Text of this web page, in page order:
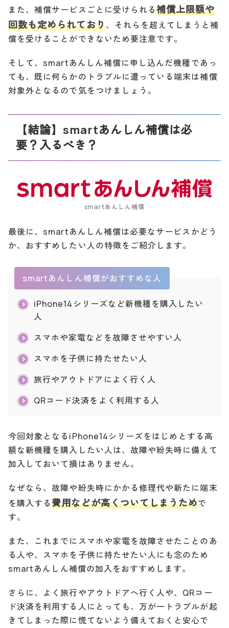
また、補償サービスごとに受けられる補償上限額や
回数も定められており、それらを超えてしまうと補
償を受けることができないため要注意です。
そして、smartあんしん補償に申し込んだ機種であっ
ても、既に何らかのトラブルに遭っている端末は補償
対象外となるので気をつけましょう。
【結論】smartあんしん補償は必
要？入るべき？
smartあんしん補償
最後に、smartあんしん補償は必要なサービスかどう
か、おすすめしたい人の特徴をご紹介します。
smartあんしん補償がおすすめな人
iPhone14シリーズなど新機種を購入したい
人
スマホや家電などを故障させやすい人
スマホを子供に持たせたい人
旅行やアウトドアによく行く人
QRコード決済をよく利用する人
今回対象となるiPhone14シリーズをはじめとする高
額な新機種を購入したい人は、故障や紛失時に備えて
加入しておいて損はありません。
なぜなら、故障や紛失時にかかる修理代や新たに端末
を購入する費用などが高くついてしまうためで
す。
また、これまでにスマホや家電を故障させたことのあ
る人や、スマホを子供に持たせたい人にも念のため
smartあんしん補償の加入をおすすめします。
さらに、よく旅行やアウトドアへ行く人や、QRコー
ド決済を利用する人にとっても、万が一トラブルが起
きてしまった際に慌てないよう備えておくと安心で